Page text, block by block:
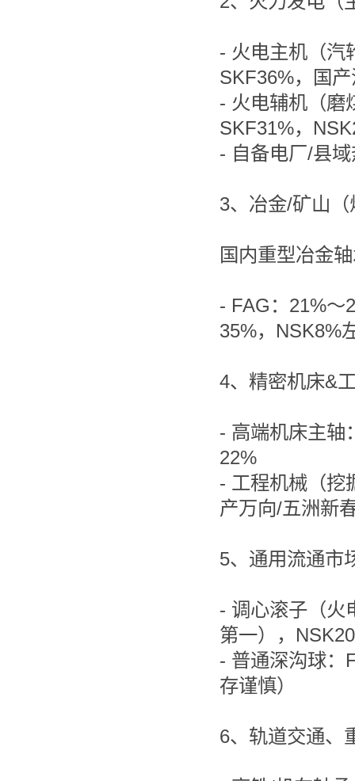
- 火电主机（汽
SKF36%，国
- 火电辅机（磨
SKF31%，
- 自备电厂/县
3、冶金/矿山
国内重型冶金
- FAG：21%～
35%，NSK8%
4、精密机床&
- 高端机床主轴
22%
- 工程机械（挖
产万向/五洲新
5、通用流通市
- 调心滚子（火
第一），
- 普通深沟球：
存谨慎）
6、轨道交通、